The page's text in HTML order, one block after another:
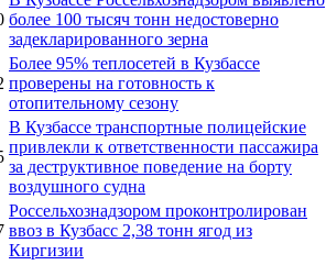
более 100 тысяч тонн недостоверно
задекларированного зерна
Более 95% теплосетей в Кузбассе
проверены на готовность к
отопительному сезону
В Кузбассе транспортные полицейские
привлекли к ответственности пассажира
за деструктивное поведение на борту
воздушного судна
Россельхознадзором проконтролирован
ввоз в Кузбасс 2,38 тонн ягод из
Киргизии